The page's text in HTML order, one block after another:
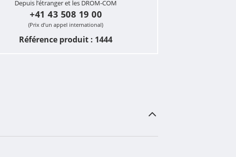
Depuis l’étranger et les DROM-COM
+41 43 508 19 00
(Prix d’un appel international)
Référence produit : 1444